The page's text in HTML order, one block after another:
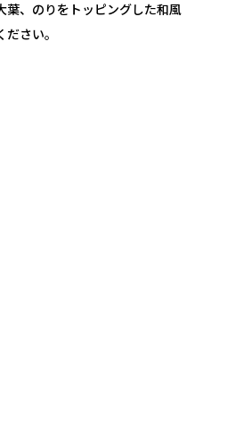
葉、のりをトッピングした和風
さい。